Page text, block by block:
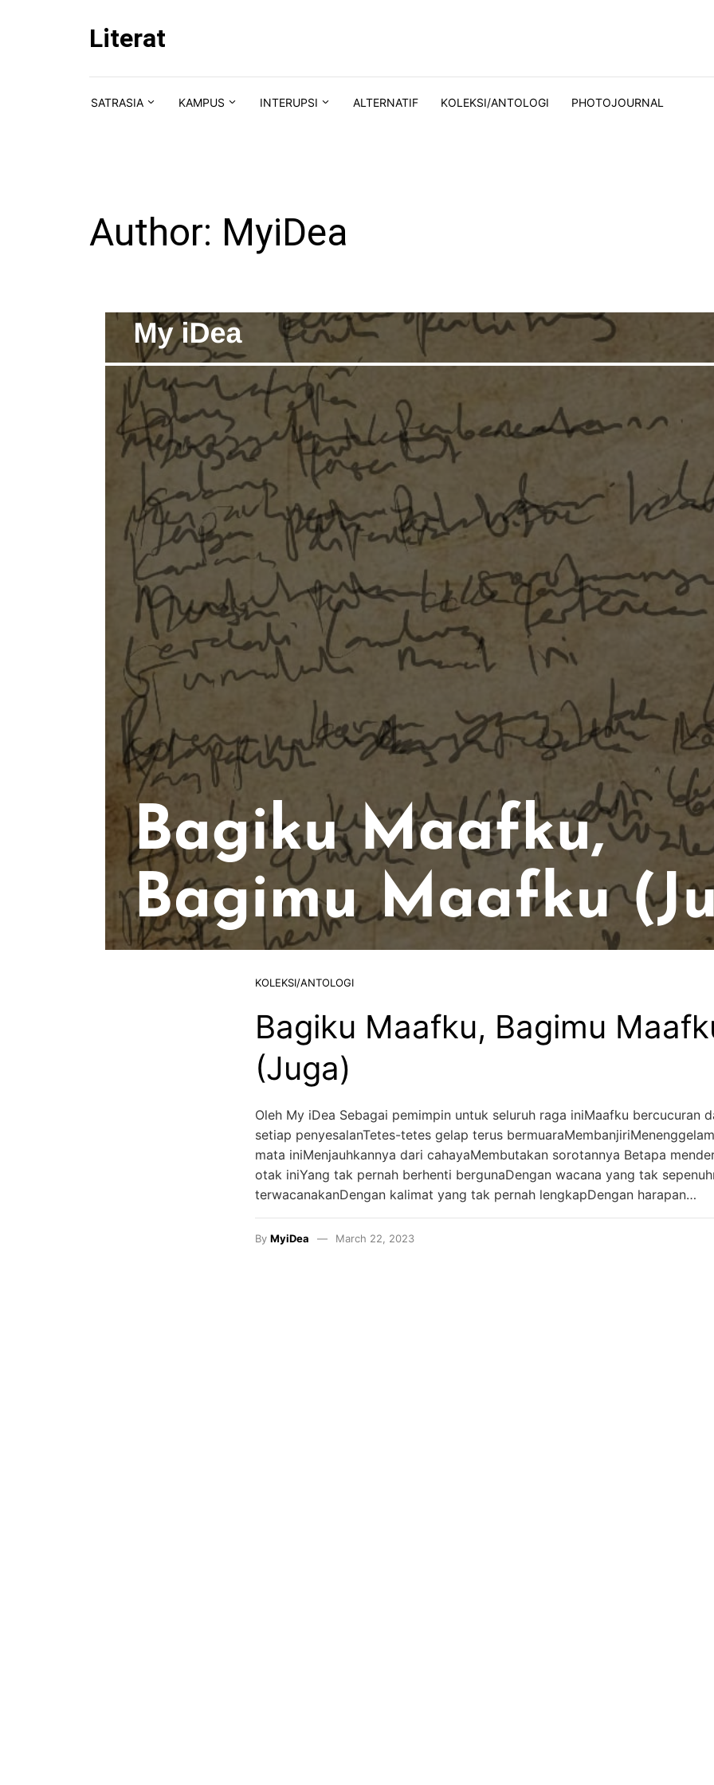
Literat
SATRASIA KAMPUS INTERUPSI ALTERNATIF KOLEKSI/ANTOLOGI PHOTOJOURNAL
Author: MyiDea
KOLEKSI/ANTOLOGI
Bagiku Maafku, Bagimu
(Juga)
Oleh My iDea Sebagai pemimpin untuk seluruh raga iniMaafku bercucuran
setiap penyesalanTetes-tetes gelap terus
mata iniMenjauhkannya dari cahayaMembutakan sorotannya Betapa
otak iniYang tak pernah berhenti bergunaDengan wacana yang tak
terwacanakanDengan kalimat yang tak pernah lengkapDengan harapan…
By MyiDea March 22, 2023